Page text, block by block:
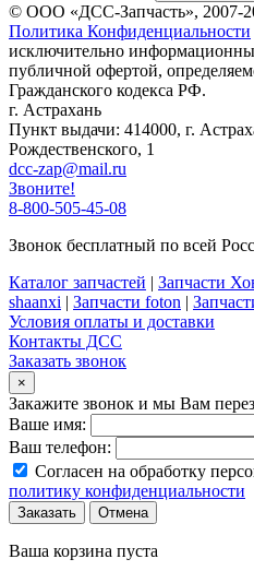
© ООО «ДСС-Запчасть», 2007-
Политика Конфиденциальности
исключительно
публичной офертой,
Гражданского кодекса РФ.
г. Астрахань
Пункт выдачи: 414000, г.
Рождественского, 1
dcc-zap@mail.ru
Звоните!
8-800-505-45-08
Звонок бесплатный по всей
Каталог запчастей | Запчасти
shaanxi | Запчасти foton |
Условия оплаты и доставки
Контакты ДСС
Заказать звонок
×
Закажите звонок и мы Вам
Ваше имя:
Ваш телефон:
Согласен на обработку
политику конфиденциальности
Заказать Отмена
Ваша корзина пуста